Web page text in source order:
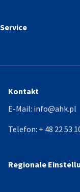
Service
Kontakt
E-Mail: info@ahk.pl
Telefon: + 48 22 53
Regionale